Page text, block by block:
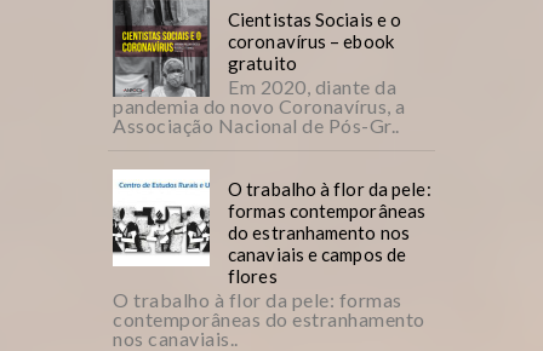
Cientistas Sociais e o
coronavírus – ebook
gratuito
Em 2020, diante da
pandemia do novo Coronavírus, a
Associação Nacional de Pós-Gr..
O trabalho à flor da pele:
formas contemporâneas
do estranhamento nos
canaviais e campos de
flores
O trabalho à flor da pele: formas
contemporâneas do estranhamento
nos canaviais..